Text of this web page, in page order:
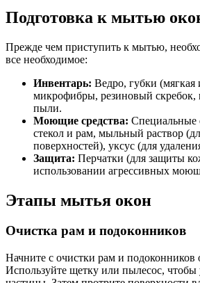
Подготовка к мытью
Прежде чем приступить к мытью,
все необходимое:
Инвентарь: Ведро, губки (мягкая
микрофибры, резиновый скребок,
пыли.
Моющие средства: Специальные
стекол и рам, мыльный раствор
поверхностей), уксус (для
Защита: Перчатки (для защиты
использовании агрессивных
Этапы мытья окон
Очистка рам и подоконников
Начните с очистки рам и подоконников
Используйте щетку или пылесос, чтобы